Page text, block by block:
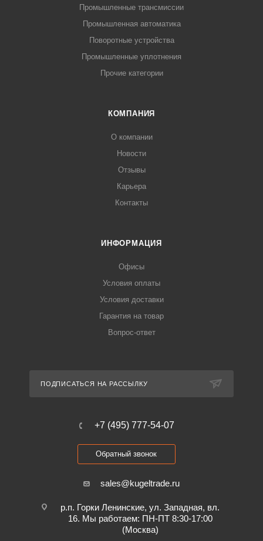
Промышленные трансмиссии
Промышленная автоматика
Поворотные устройства
Промышленные уплотнения
Прочие категории
КОМПАНИЯ
О компании
Новости
Отзывы
Карьера
Контакты
ИНФОРМАЦИЯ
Офисы
Условия оплаты
Условия доставки
Гарантия на товар
Вопрос-ответ
ПОДПИСАТЬСЯ НА РАССЫЛКУ
+7 (495) 777-54-07
Обратный звонок
sales@kugeltrade.ru
р.п. Горки Ленинские, ул. Западная, вл.
16. Мы работаем: ПН-ПТ 8:30-17:00
(Москва)